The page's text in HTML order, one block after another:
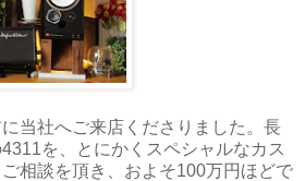
当社へご来店くださりました。長
を、とにかくスペシャルなカス
相談を頂き、およそ100万円ほどで